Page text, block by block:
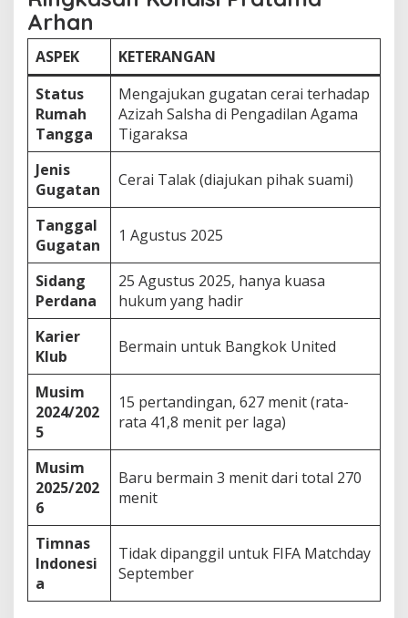
Arhan
ASPEK
KETERANGAN
Status
Rumah
Tangga
Mengajukan gugatan cerai terhadap
Azizah Salsha di Pengadilan Agama
Tigaraksa
Jenis
Gugatan
Cerai Talak (diajukan pihak suami)
Tanggal
Gugatan
1 Agustus 2025
Sidang
Perdana
25 Agustus 2025, hanya kuasa
hukum yang hadir
Karier
Klub
Bermain untuk Bangkok United
Musim
2024/202
5
15 pertandingan, 627 menit (rata-
rata 41,8 menit per laga)
Musim
2025/202
6
Baru bermain 3 menit dari total 270
menit
Timnas
Indonesi
a
Tidak dipanggil untuk FIFA Matchday
September